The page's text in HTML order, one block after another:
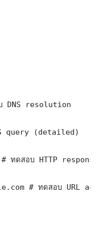
DNS resolution
query (detailed)
สอบ HTTP
# ทดสอบ URL